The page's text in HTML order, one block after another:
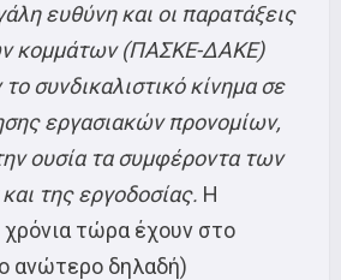
ευθύνη και οι παρατάξεις
κομμάτων (ΠΑΣΚΕ-ΔΑΚΕ)
συνδικαλιστικό κίνημα σε
εργασιακών προνομίων,
ουσία τα συμφέροντα των
της εργοδοσίας. Η
τώρα έχουν στο
ανώτερο δηλαδή)